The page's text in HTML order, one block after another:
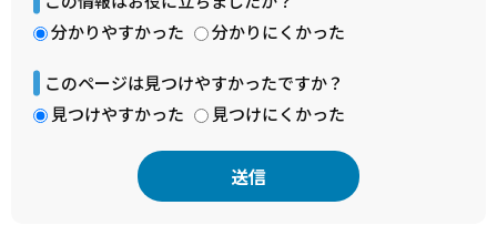
分かりやすかった
分かりにくかった
このページは見つけやすかったですか？
見つけやすかった
見つけにくかった